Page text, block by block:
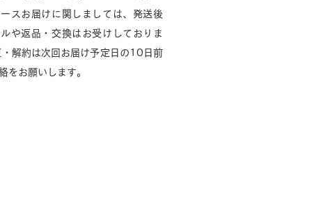
スお届けに関しましては、発送後
や返品・交換はお受けしておりま
解約は次回お届け予定日の10日前
をお願いします。